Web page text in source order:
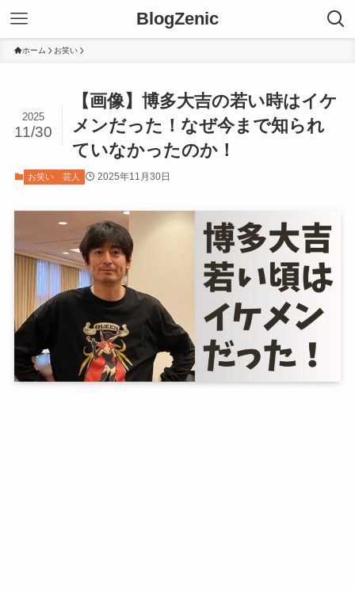
BlogZenic
ホーム お笑い
【画像】博多大吉の若い時はイケ
メンだった！なぜ今まで知られ
ていなかったのか！
2025
11/30
お笑い 芸人 2025年11月30日